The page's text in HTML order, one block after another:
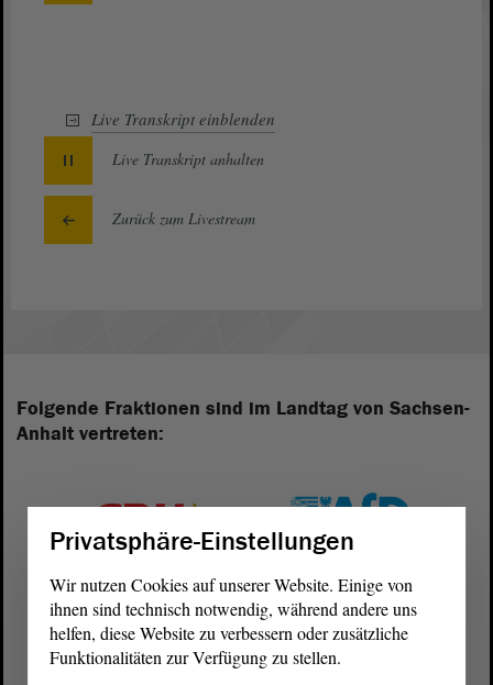
Live Transkript einblenden
Live Transkript anhalten
Zurück zum Livestream
Folgende Fraktionen sind im Landtag von Sachsen-
Anhalt vertreten:
Privatsphäre-Einstellungen
Wir nutzen Cookies auf unserer Website. Einige von
ihnen sind technisch notwendig, während andere uns
helfen, diese Website zu verbessern oder zusätzliche
Funktionalitäten zur Verfügung zu stellen.